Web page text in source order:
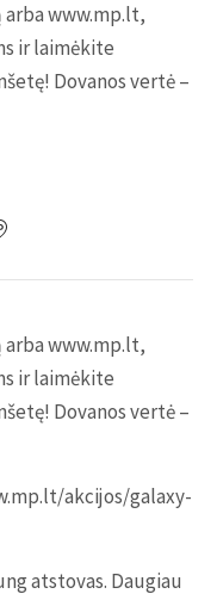
www.mp.lt,
ir laimėkite
Dovanos vertė –
www.mp.lt,
ir laimėkite
Dovanos vertė –
akcijos/galaxy-
atstovas. Daugiau